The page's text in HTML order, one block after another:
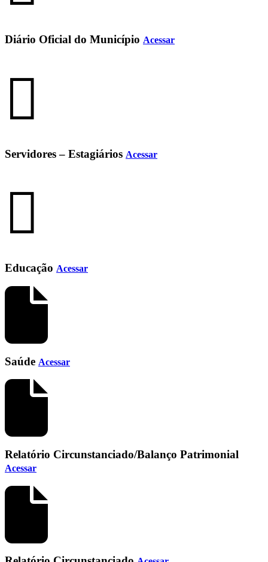
Diário Oficial do Município Acessar
Servidores – Estagiários Acessar
Educação Acessar
Saúde Acessar
Relatório Circunstanciado/Balanço Patrimonial
Acessar